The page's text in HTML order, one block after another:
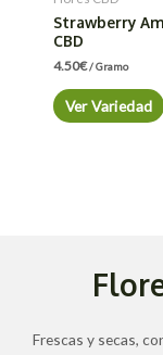
Strawberry
CBD
4.50€/ Gramo
Ver Variedad
Frescas y secas,